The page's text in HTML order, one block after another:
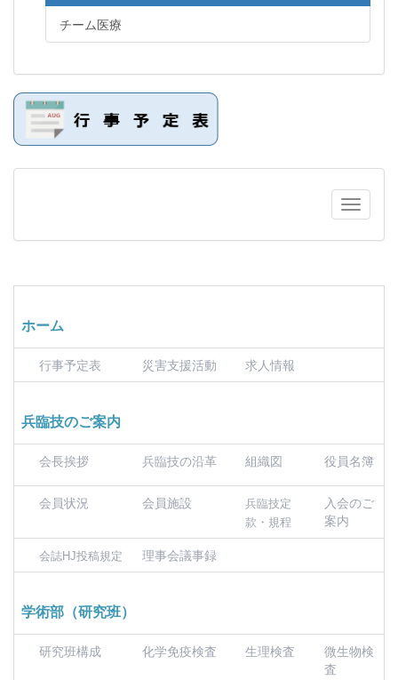
チーム医療
ホーム
行事予定表 災害支援活動 求人情報
兵臨技のご案内
会長挨拶 兵臨技の沿革 組織図 役員名簿
会員状況 会員施設
兵臨技定
款・規程
入会のご
案内
会誌HJ投稿規定 理事会議事録
学術部（研究班）
研究班構成 化学免疫検査 生理検査
微生物検
査